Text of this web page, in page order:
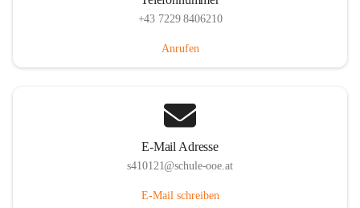
+43 7229 8406210
Anrufen
E-Mail Adresse
s410121@schule-ooe.at
E-Mail schreiben